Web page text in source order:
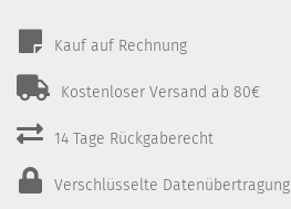
Kauf auf Rechnung
Kostenloser Versand ab 80€
14 Tage Rückgaberecht
Verschlüsselte Datenübertragung